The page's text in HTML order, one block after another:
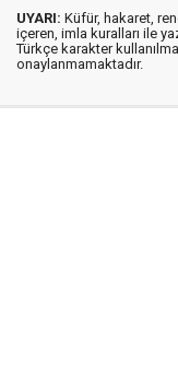
UYARI: Küfür, hakaret,
içeren, imla kuralları ile
Türkçe karakter
onaylanmamaktadır.